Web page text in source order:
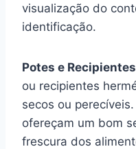
visualização do
identificação.
Potes e
ou recipientes
secos ou
ofereçam um bom
frescura dos